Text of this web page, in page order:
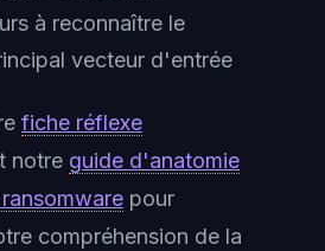
à reconnaître le
vecteur d'entrée
fiche réflexe
notre guide d'anatomie
pour
compréhension de la